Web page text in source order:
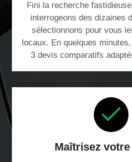
Fini la recherche
interrogeons des dizaines
sélectionnons pour vous
locaux. En quelques
3 devis comparatifs
Maîtrisez